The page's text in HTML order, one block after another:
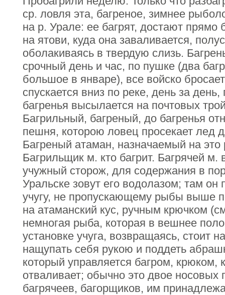
ср. ловля эта, багреное, зимнее
на р. Урале: ее багрят, достают прямо
на ятови, куда она заваливается,
оболакиваясь в твердую слизь.
срочный день и час, по пушке (два
большое в январе), все войско
спускается вниз по реке, день за
багренья высылается на почтовых
Багрильный, багреный, до багренья
пешня, которою ловец просекает лед
Багреный атаман, назначаемый на
Багрильщик м. кто багрит. Багрячей м.
учужный сторож, для содержания в
Уральске зовут его водолазом; там он
учугу, не пропускающему рыбы выше
на атаманский кус, ручным крючком
немногая рыба, которая в вешнее
установке учуга, возвращаясь, стоит
нащупать себя рукою и поддеть
который управляется багром, крюком,
отваливает; обычно это двое носовых
багрячеев, багорщиков, им